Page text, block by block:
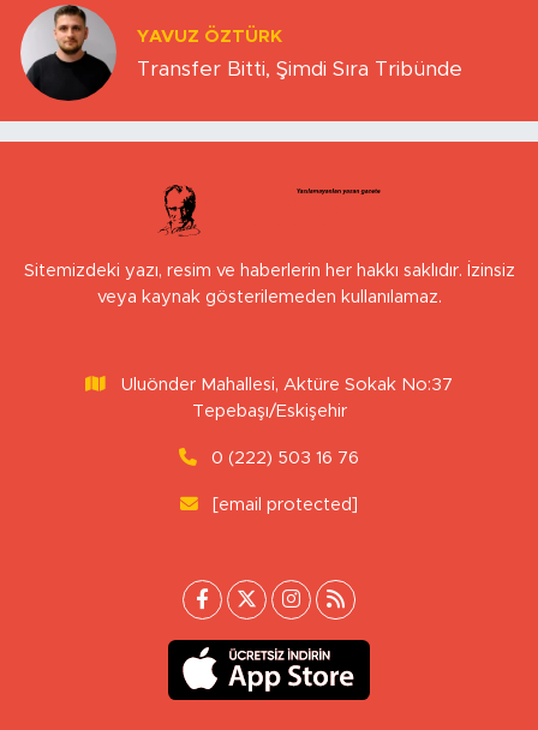
YAVUZ ÖZTÜRK
Transfer Bitti, Şimdi Sıra Tribünde
Sitemizdeki yazı, resim ve haberlerin her hakkı saklıdır. İzinsiz
veya kaynak gösterilemeden kullanılamaz.
Uluönder Mahallesi, Aktüre Sokak No:37
Tepebaşı/Eskişehir
0 (222) 503 16 76
[email protected]